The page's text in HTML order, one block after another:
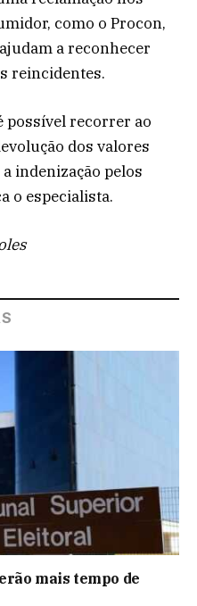
como o Procon,
a reconhecer
reincidentes.
possível recorrer ao
dos valores
indenização pelos
o especialista.
mais tempo de